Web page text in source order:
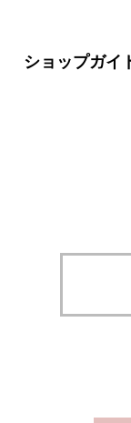
ショップガイ